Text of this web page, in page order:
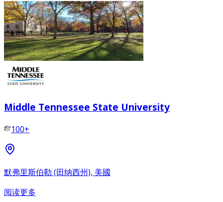
Middle Tennessee State University
100+
默弗里斯伯勒 (田纳西州), 美國
阅读更多